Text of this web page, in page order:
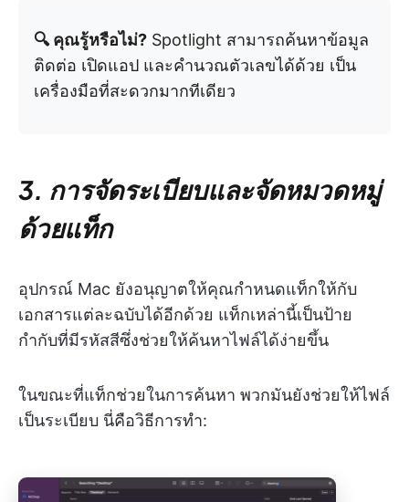
🔍 คุณรู้หรือไม่? Spotlight สามารถค้นหาข้อมูล
ติดต่อ เปิดแอป และคำนวณตัวเลขได้ด้วย เป็น
เครื่องมือที่สะดวกมากทีเดียว
3. การจัดระเบียบและจัดหมวดหมู่
ด้วยแท็ก
อุปกรณ์ Mac ยังอนุญาตให้คุณกำหนดแท็กให้กับ
เอกสารแต่ละฉบับได้อีกด้วย แท็กเหล่านี้เป็นป้าย
กำกับที่มีรหัสสีซึ่งช่วยให้ค้นหาไฟล์ได้ง่ายขึ้น
ในขณะที่แท็กช่วยในการค้นหา พวกมันยังช่วยให้ไฟล์
เป็นระเบียบ นี่คือวิธีการทำ: